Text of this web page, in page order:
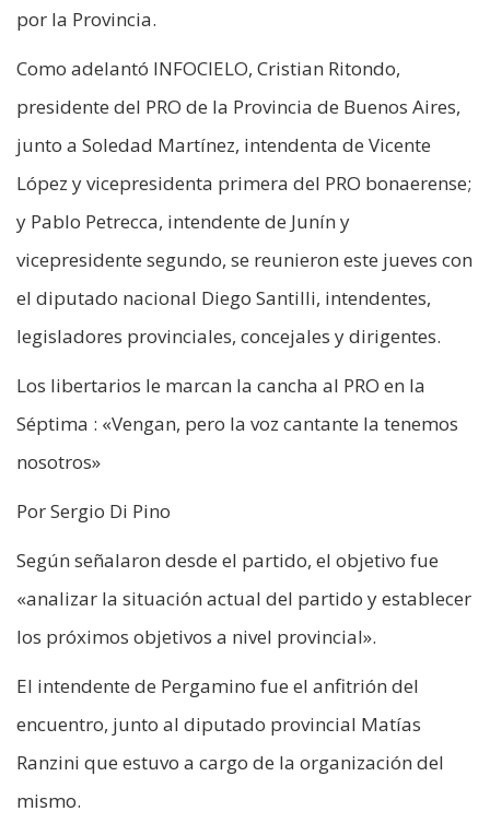
por la Provincia.
Como adelantó INFOCIELO, Cristian Ritondo,
presidente del PRO de la Provincia de Buenos Aires,
junto a Soledad Martínez, intendenta de Vicente
López y vicepresidenta primera del PRO bonaerense;
y Pablo Petrecca, intendente de Junín y
vicepresidente segundo, se reunieron este jueves con
el diputado nacional Diego Santilli, intendentes,
legisladores provinciales, concejales y dirigentes.
Los libertarios le marcan la cancha al PRO en la
Séptima : «Vengan, pero la voz cantante la tenemos
nosotros»
Por Sergio Di Pino
Según señalaron desde el partido, el objetivo fue
«analizar la situación actual del partido y establecer
los próximos objetivos a nivel provincial».
El intendente de Pergamino fue el anfitrión del
encuentro, junto al diputado provincial Matías
Ranzini que estuvo a cargo de la organización del
mismo.